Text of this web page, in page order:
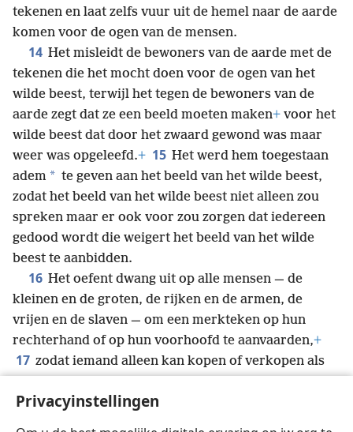
Privacyinstellingen
tekenen en laat zelfs vuur uit de hemel naar de aarde
komen voor de ogen van de mensen.
14 Het misleidt de bewoners van de aarde met de
tekenen die het mocht doen voor de ogen van het
wilde beest, terwijl het tegen de bewoners van de
aarde zegt dat ze een beeld moeten maken+ voor het
wilde beest dat door het zwaard gewond was maar
weer was opgeleefd.+ 15 Het werd hem toegestaan
adem * te geven aan het beeld van het wilde beest,
zodat het beeld van het wilde beest niet alleen zou
spreken maar er ook voor zou zorgen dat iedereen
gedood wordt die weigert het beeld van het wilde
beest te aanbidden.
16 Het oefent dwang uit op alle mensen — de
kleinen en de groten, de rijken en de armen, de
vrijen en de slaven — om een merkteken op hun
rechterhand of op hun voorhoofd te aanvaarden,+
17 zodat iemand alleen kan kopen of verkopen als
beest of het getal van zijn naam.